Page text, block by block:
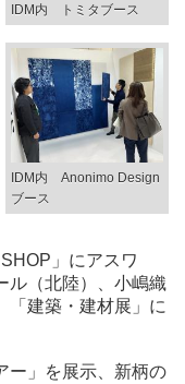
IDM内 トミタブース
IDM内 Anonimo Design
ブース
」にアスワ
ル（北陸）、小嶋織
「建築・建材展」に
ー」を展示、新柄の